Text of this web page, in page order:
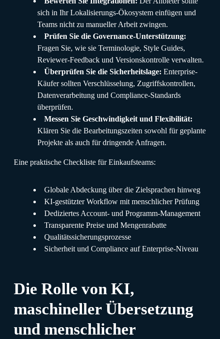
sich in Ihr Lokalisierungs-Ökosystem einfügen und
Teams nicht zu manueller Arbeit zwingen.
Prüfen Sie die Governance-Unterstützung:
Fragen Sie, wie sie Terminologie, Style Guides,
Reviewer-Feedback und Versionskontrolle verwalten.
Überprüfen Sie die Sicherheitslage: Enterprise-
Käufer sollten Verschlüsselung, Zugriffskontrollen,
Datenverarbeitung und Compliance-Standards
überprüfen.
Messen Sie Geschwindigkeit und Flexibilität:
Klären Sie die Bearbeitungszeiten sowohl für geplante
Projekte als auch für dringende Anfragen.
Eine praktische Checkliste für Einkaufsteams:
Globale Abdeckung über die Zielsprachen hinweg
KI-gestützter Workflow mit menschlicher Prüfung
Dediziertes Account- und Programm-Management
Transparente Preise und Mengenrabatte
Qualitätssicherungsprozesse
Sicherheit und Compliance auf Enterprise-Niveau
Die Rolle von KI,
maschineller Übersetzung
und menschlicher